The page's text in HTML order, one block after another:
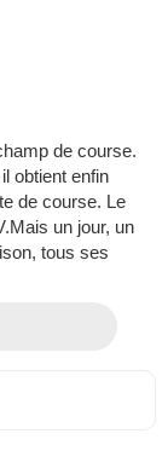
de course.
obtient enfin
de course. Le
un jour, un
tous ses